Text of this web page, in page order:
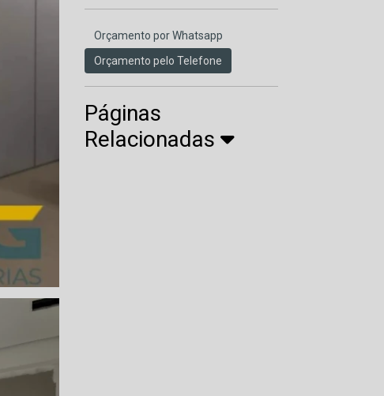
Orçamento por Whatsapp
Orçamento pelo Telefone
Páginas
Relacionadas